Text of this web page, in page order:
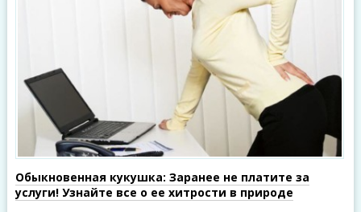
Обыкновенная кукушка: Заранее не платите за
услуги! Узнайте все о ее хитрости в природе